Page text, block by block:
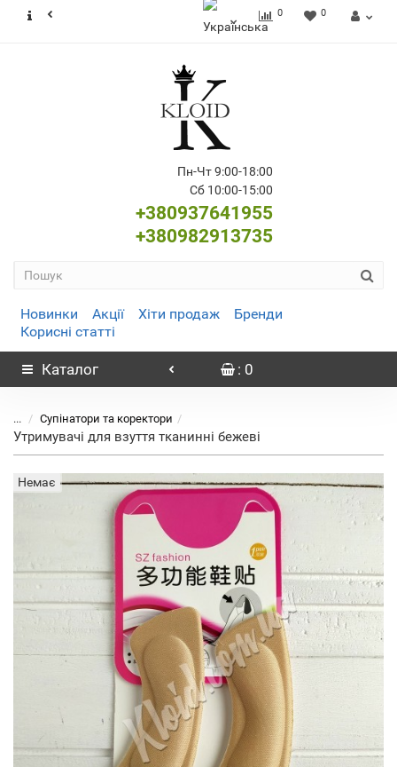
0 0
Пн-Чт 9:00-18:00
Сб 10:00-15:00
+380937641955
+380982913735
Новинки Акції Хіти продаж
Бренди
Корисні статті
Каталог : 0
... Супінатори та коректори
Утримувачі для взуття тканинні бежеві
Немає